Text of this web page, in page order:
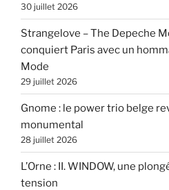
30 juillet 2026
Strangelove – The Depeche
conquiert Paris avec un
Mode
29 juillet 2026
Gnome : le power trio belge
monumental
28 juillet 2026
L’Orne : II. WINDOW, une
tension